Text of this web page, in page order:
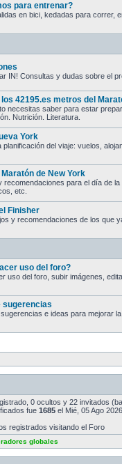
para entrenar?
en bici, kedadas para correr,
IN! Consultas y dudas sobre el
42195.es metros del
necesitas saber para estar
Nutrición. Literatura.
York
planificación del viaje: vuelos,
de New York
recomendaciones para el día de
etc.
Finisher
y recomendaciones de los que
uso del foro?
uso del foro, subir imágenes,
sugerencias
e ideas para mejorar
0 ocultos y 22 invitados
fue 1685 el Mié, 05 Ago
registrados visitando el Foro
globales